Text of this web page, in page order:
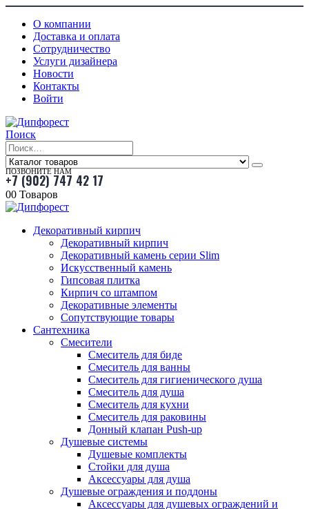
О компании
Доставка и оплата
Сотрудничество
Услуги дизайнера
Новости
Контакты
Войти
Поиск
ПОЗВОНИТЕ НАМ
+7 (902) 747 42 17
00 Товаров
Декоративный кирпич
Декоративный кирпич
Декоративный камень серии Slim
Искусственный камень
Гипсовая плитка
Кирпич со штампом
Декоративные элементы
Сопутствующие товары
Сантехника
Смесители
Смеситель для биде
Смеситель для ванны
Смеситель для гигиенического душа
Смеситель для душа
Смеситель для кухни
Смеситель для раковины
Донный клапан Push-up
Душевые системы
Душевые комплекты
Стойки для душа
Аксессуары для душа
Душевые ограждения и поддоны
Аксессуары для душевых ограждений и